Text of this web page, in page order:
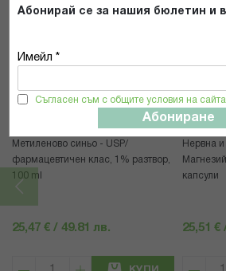
Абонирай се за нашия бюлетин и
Имейл *
Съгласен съм с общите условия на сайта
Абониране
Метиленово синьо - USP/
фармацевтичен клас, 1% разтвор,
100 ml
25,47 € / 49.81 лв.
LIFE
Нервна
капсули
25,51 €